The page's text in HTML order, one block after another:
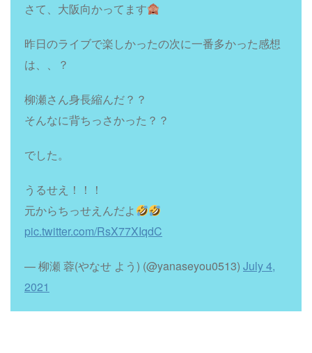
さて、大阪向かってます
昨日のライブで楽しかったの次に一番多かった感想
は、、？
柳瀬さん身長縮んだ？？
そんなに背ちっさかった？？
でした。
うるせえ！！！
元からちっせえんだよ
pic.twitter.com/RsX77XIqdC
— 柳瀬 蓉(やなせ よう) (@yanaseyou0513) July 4,
2021